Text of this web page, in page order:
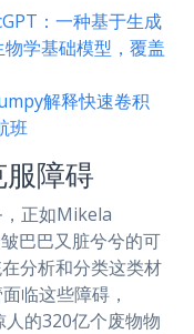
：一种基于生成
学基础模型，覆盖
解释快速卷积
班
障碍
正如Mikela
巴巴又脏兮兮的可
分析和分类这类材
临这些障碍，
的320亿个废物物